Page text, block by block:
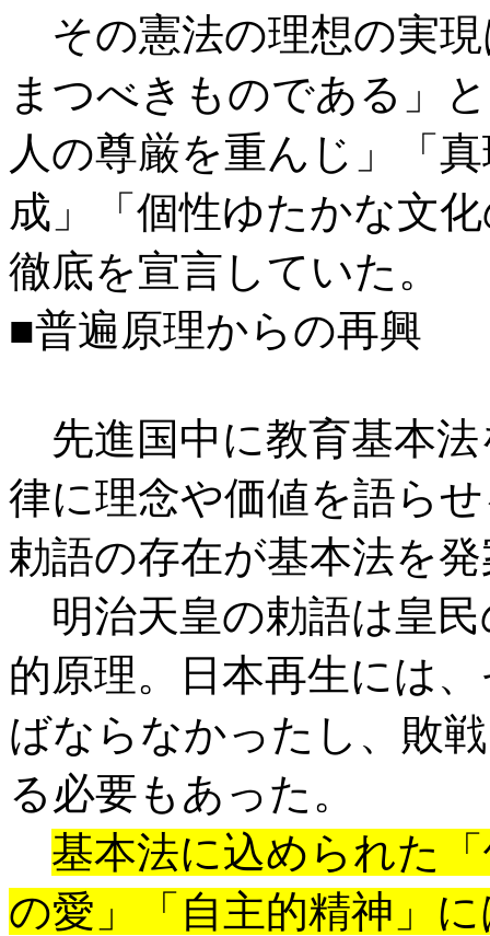
その憲法の理想の実
まつべきものである」
人の尊厳を重んじ」「
成」「個性ゆたかな文
徹底を宣言していた。
■普遍原理からの再興
先進国中に教育基本
律に理念や価値を語ら
勅語の存在が基本法を
明治天皇の勅語は皇民
的原理。日本再生には
ばならなかったし、敗
る必要もあった。
基本法に込められた
の愛」「自主的精神」